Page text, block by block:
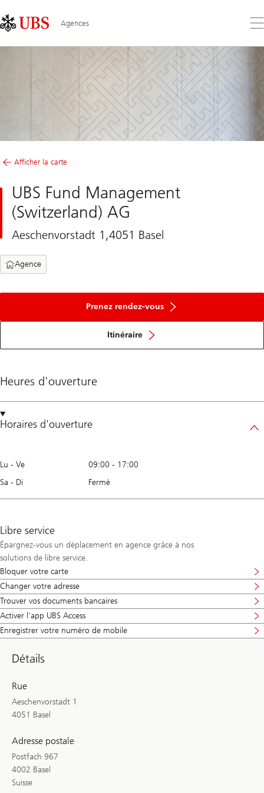
Links
Area
Agences
le
Afficher la carte
UBS Fund Management
(Switzerland) AG
Aeschenvorstadt 1,4051 Basel
Agence
Prenez rendez-vous
Itinéraire
Heures d'ouverture
Horaires d'ouverture
Lu - Ve 09:00 - 17:00
Sa - Di
Fermé
Libre service
Épargnez-vous un déplacement en agence grâce à nos
solutions de libre service.
Bloquer votre carte
Changer votre adresse
Trouver vos documents bancaires
Activer l'app UBS Access
Enregistrer votre numéro de mobile
Détails
Rue
Aeschenvorstadt 1
4051 Basel
Adresse postale
Postfach 967
4002 Basel
Suisse